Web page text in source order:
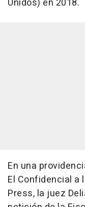
Unidos) en 2018.
En una
El Confidencial a
Press, la juez